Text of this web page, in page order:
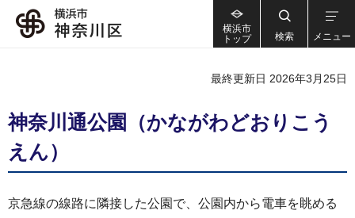
横浜市
トップ
検索 メニュー
最終更新日 2026年3月25日
神奈川通公園（かながわどおりこう
えん）
京急線の線路に隣接した公園で、公園内から電車を眺める